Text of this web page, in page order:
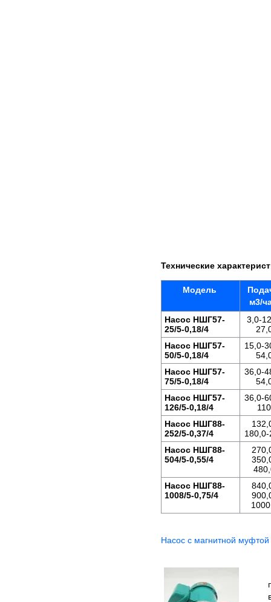
Технические
Модель
м3/
Насос НШГ57-
25/5-0,18/4
3,0-
Насос НШГ57-
50/5-0,18/4
15,0-
Насос НШГ57-
75/5-0,18/4
36,0-
Насос НШГ57-
126/5-0,18/4
36,0-
110
Насос НШГ88-
252/5-0,37/4
Насос НШГ88-
504/5-0,55/4
Насос НШГ88-
1008/5-0,75/4
Насос c магнитной